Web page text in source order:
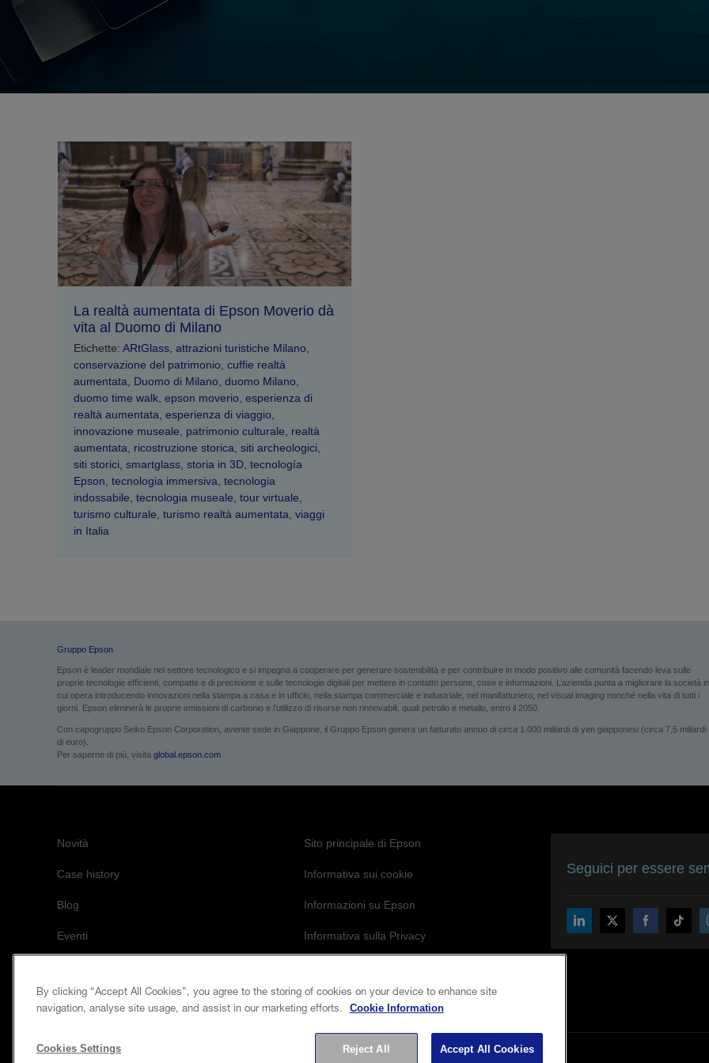
La realtà aumentata di Epson Moverio dà
vita al Duomo di Milano
Etichette: ARtGlass, attrazioni turistiche Milano,
conservazione del patrimonio, cuffie realtà
aumentata, Duomo di Milano, duomo Milano,
duomo time walk, epson moverio, esperienza di
realtà aumentata, esperienza di viaggio,
innovazione museale, patrimonio culturale, realtà
aumentata, ricostruzione storica, siti archeologici,
siti storici, smartglass, storia in 3D, tecnología
Epson, tecnologia immersiva, tecnologia
indossabile, tecnologia museale, tour virtuale,
turismo culturale, turismo realtà aumentata, viaggi
in Italia
Gruppo Epson
Epson è leader mondiale nel settore tecnologico e si impegna a cooperare per generare sostenibilità e per contribuire in modo positivo alle comunità facendo leva sulle
proprie tecnologie efficienti, compatte e di precisione e sulle tecnologie digitali per mettere in contatto persone, cose e informazioni. L’azienda punta a migliorare la società in
cui opera introducendo innovazioni nella stampa a casa e in ufficio, nella stampa commerciale e industriale, nel manifatturiero, nel visual imaging nonché nella vita di tutti i
giorni. Epson eliminerà le proprie emissioni di carbonio e l’utilizzo di risorse non rinnovabili, quali petrolio e metallo, entro il 2050.
Con capogruppo Seiko Epson Corporation, avente sede in Giappone, il Gruppo Epson genera un fatturato annuo di circa 1.000 miliardi di yen giapponesi (circa 7,5 miliardi
di euro).
Per saperne di più, visita global.epson.com
Novità
Case history
Blog
Eventi
Sito principale di Epson
Informativa sui cookie
Informazioni su Epson
Informativa sulla Privacy
Seguici per essere
By clicking “Accept All Cookies”, you agree to the storing of cookies on your device to enhance site
navigation, analyse site usage, and assist in our marketing efforts.
Cookie Information
Cookies Settings Reject All Accept All Cookies